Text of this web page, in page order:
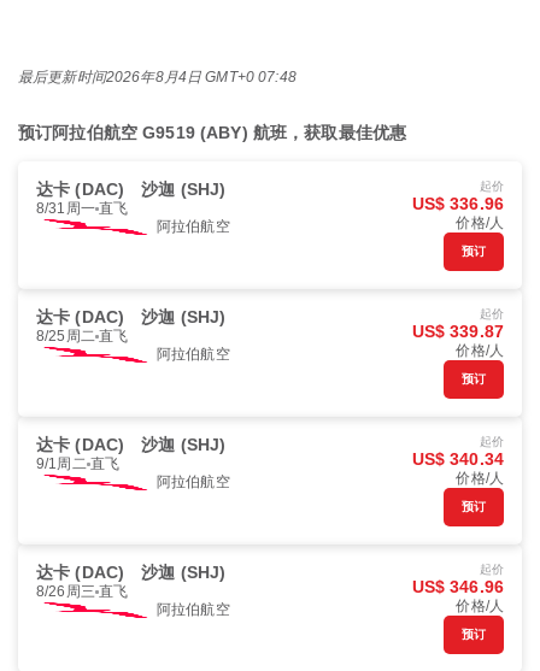
最后更新时间2026年8月4日 GMT+0 07:48
预订阿拉伯航空 G9519 (ABY) 航班，获取最佳优惠
达卡 (DAC) 沙迦 (SHJ)
8/31周一 直飞
阿拉伯航空
起价
US$ 336.96
价格/人
预订
达卡 (DAC) 沙迦 (SHJ)
8/25周二 直飞
阿拉伯航空
起价
US$ 339.87
价格/人
预订
达卡 (DAC) 沙迦 (SHJ)
9/1周二 直飞
阿拉伯航空
起价
US$ 340.34
价格/人
预订
达卡 (DAC) 沙迦 (SHJ)
8/26周三 直飞
阿拉伯航空
起价
US$ 346.96
价格/人
预订